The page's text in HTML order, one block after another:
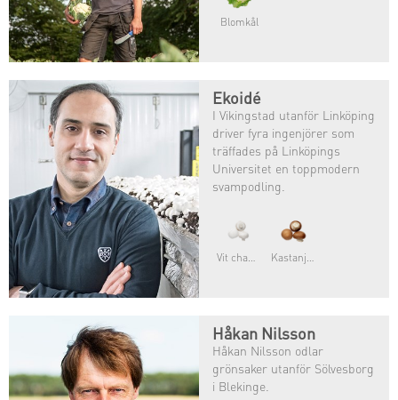
Blomkål
Ekoidé
I Vikingstad utanför Linköping
driver fyra ingenjörer som
träffades på Linköpings
Universitet en toppmodern
svampodling.
Håkan Nilsson
Håkan Nilsson odlar
grönsaker utanför Sölvesborg
i Blekinge.